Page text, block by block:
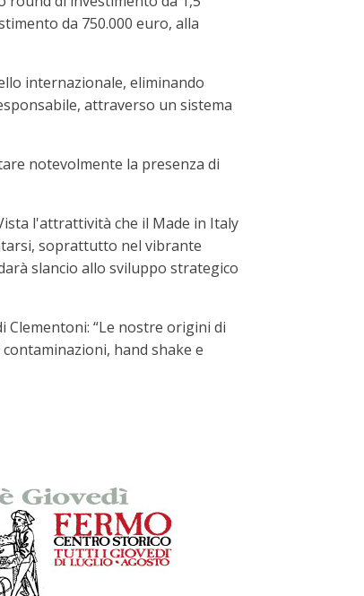
da 750.000 euro, alla
internazionale, eliminando
attraverso un sistema
notevolmente la presenza di
l'attrattività che il Made in Italy
soprattutto nel vibrante
slancio allo sviluppo strategico
“Le nostre origini di
hand shake e